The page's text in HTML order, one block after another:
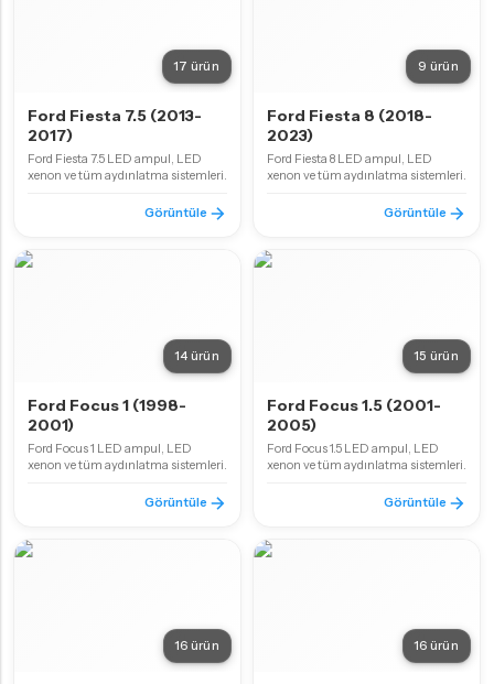
17 ürün
Ford Fiesta 7.5 (2013-
2017)
Ford Fiesta 7.5 LED ampul, LED
xenon ve tüm aydınlatma sistemleri.
Görüntüle
9 ürün
Ford Fiesta 8 (2018-
2023)
Ford Fiesta 8 LED ampul, LED
xenon ve tüm aydınlatma sistemleri.
Görüntüle
14 ürün
Ford Focus 1 (1998-
2001)
Ford Focus 1 LED ampul, LED
xenon ve tüm aydınlatma sistemleri.
Görüntüle
15 ürün
Ford Focus 1.5 (2001-
2005)
Ford Focus 1.5 LED ampul, LED
xenon ve tüm aydınlatma sistemleri.
Görüntüle
16 ürün 16 ürün